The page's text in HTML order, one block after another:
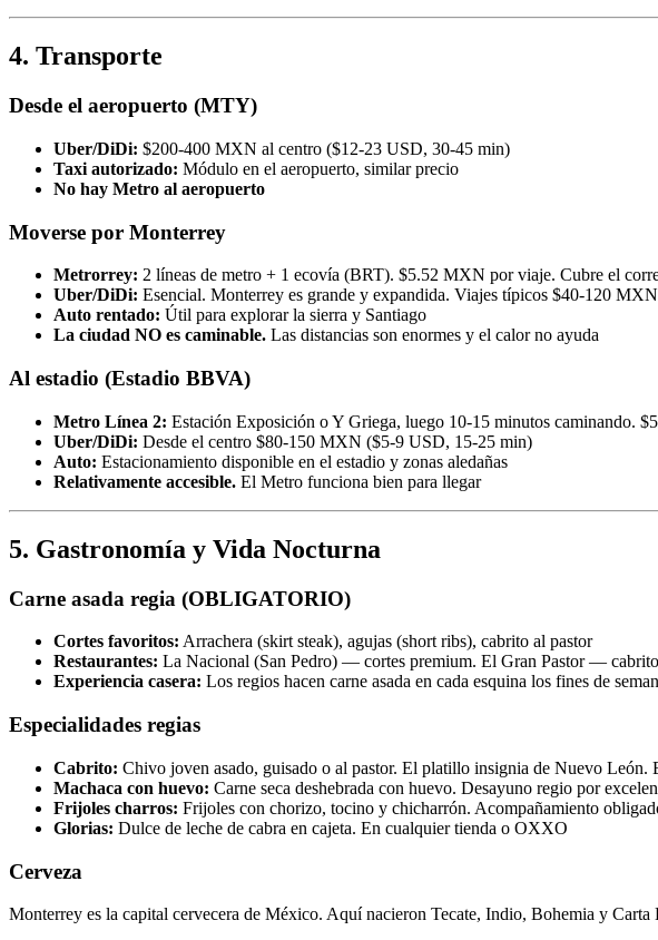
4. Transporte
Desde el aeropuerto (MTY)
Uber/DiDi: $200-400 MXN al centro ($12-23 USD, 30-45 min)
Taxi autorizado: Módulo en el aeropuerto, similar precio
No hay Metro al aeropuerto
Moverse por Monterrey
Metrorrey: 2 líneas de metro + 1 ecovía (BRT). $5.52 MXN por viaje. Cubre el
Uber/DiDi: Esencial. Monterrey es grande y expandida. Viajes típicos $40-120
Auto rentado: Útil para explorar la sierra y Santiago
La ciudad NO es caminable. Las distancias son enormes y el calor no ayuda
Al estadio (Estadio BBVA)
Metro Línea 2: Estación Exposición o Y Griega, luego 10-15 minutos caminando.
Uber/DiDi: Desde el centro $80-150 MXN ($5-9 USD, 15-25 min)
Auto: Estacionamiento disponible en el estadio y zonas aledañas
Relativamente accesible. El Metro funciona bien para llegar
5. Gastronomía y Vida Nocturna
Carne asada regia (OBLIGATORIO)
Cortes favoritos: Arrachera (skirt steak), agujas (short ribs), cabrito al pastor
Restaurantes: La Nacional (San Pedro) — cortes premium. El Gran Pastor —
Experiencia casera: Los regios hacen carne asada en cada esquina los fines de
Especialidades regias
Cabrito: Chivo joven asado, guisado o al pastor. El platillo insignia de Nuevo León.
Machaca con huevo: Carne seca deshebrada con huevo. Desayuno regio por
Frijoles charros: Frijoles con chorizo, tocino y chicharrón. Acompañamiento
Glorias: Dulce de leche de cabra en cajeta. En cualquier tienda o OXXO
Cerveza
Monterrey es la capital cervecera de México. Aquí nacieron Tecate, Indio, Bohemia y